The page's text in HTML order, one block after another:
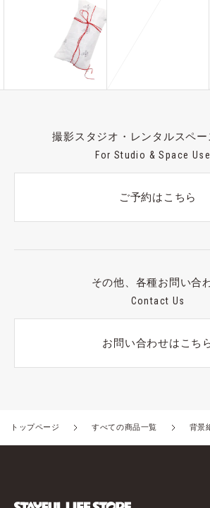
撮影スタジオ・レンタルスペ
For Studio & Space
ご予約はこちら
その他、各種お問い合
Contact Us
お問い合わせはこち
トップページ すべての商品一覧 背景